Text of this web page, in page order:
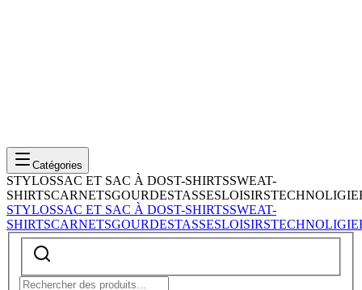
Catégories
STYLOSSAC ET SAC À DOST-SHIRTSSWEAT-
SHIRTSCARNETSGOURDESTASSESLOISIRSTECHNOLIGIE
STYLOSSAC ET SAC À DOST-SHIRTSSWEAT-
SHIRTSCARNETSGOURDESTASSESLOISIRSTECHNOLIGIE